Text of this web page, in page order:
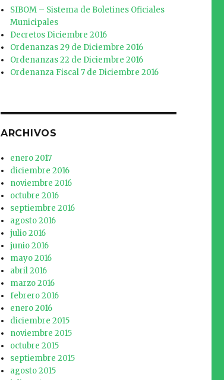
SIBOM – Sistema de Boletines Oficiales
Municipales
Decretos Diciembre 2016
Ordenanzas 29 de Diciembre 2016
Ordenanzas 22 de Diciembre 2016
Ordenanza Fiscal 7 de Diciembre 2016
ARCHIVOS
enero 2017
diciembre 2016
noviembre 2016
octubre 2016
septiembre 2016
agosto 2016
julio 2016
junio 2016
mayo 2016
abril 2016
marzo 2016
febrero 2016
enero 2016
diciembre 2015
noviembre 2015
octubre 2015
septiembre 2015
agosto 2015